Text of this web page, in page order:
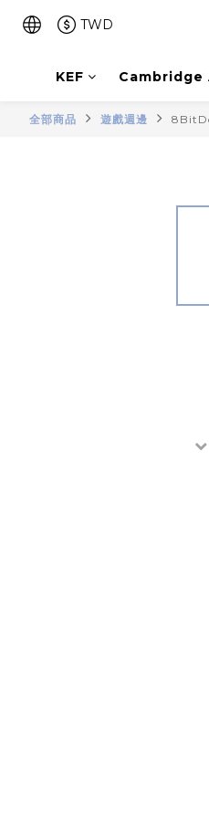
TWD
KEF Cambridge
全部商品 遊戲週邊